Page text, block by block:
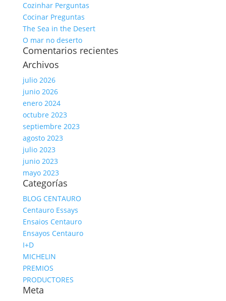
Cozinhar Perguntas
Cocinar Preguntas
The Sea in the Desert
O mar no deserto
Comentarios recientes
Archivos
julio 2026
junio 2026
enero 2024
octubre 2023
septiembre 2023
agosto 2023
julio 2023
junio 2023
mayo 2023
Categorías
BLOG CENTAURO
Centauro Essays
Ensaios Centauro
Ensayos Centauro
I+D
MICHELIN
PREMIOS
PRODUCTORES
Meta